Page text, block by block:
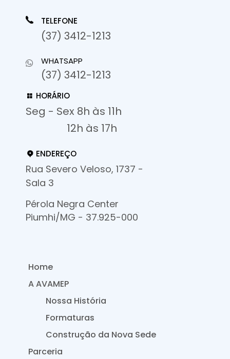
TELEFONE
(37) 3412-1213
WHATSAPP
(37) 3412-1213
HORÁRIO
Seg - Sex 8h às 11h
12h às 17h
ENDEREÇO
Rua Severo Veloso, 1737 -
Sala 3
Pérola Negra Center
Piumhi/MG - 37.925-000
Home
A AVAMEP
Nossa História
Formaturas
Construção da Nova Sede
Parceria